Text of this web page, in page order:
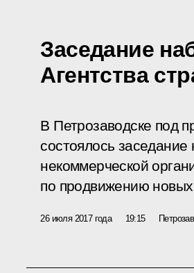
Заседание
Агентства
В Петрозаводске под
состоялось
некоммерческой
по продвижению новых
26 июля 2017 года 19:15